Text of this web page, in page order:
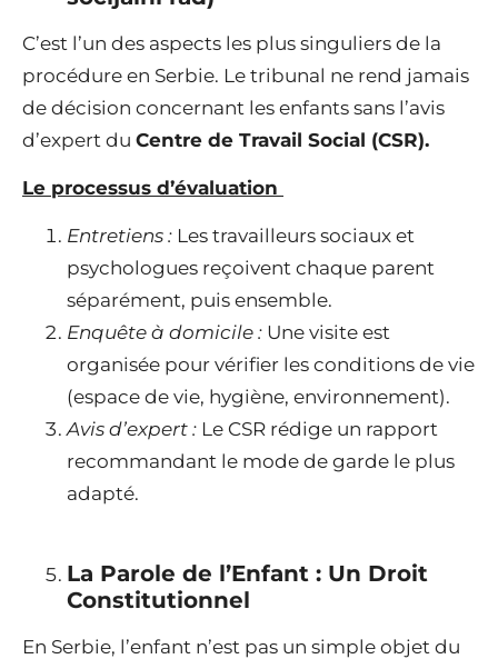
C’est l’un des aspects les plus singuliers de la
procédure en Serbie. Le tribunal ne rend jamais
de décision concernant les enfants sans l’avis
d’expert du Centre de Travail Social (CSR).
Le processus d’évaluation
Entretiens : Les travailleurs sociaux et
psychologues reçoivent chaque parent
séparément, puis ensemble.
Enquête à domicile : Une visite est
organisée pour vérifier les conditions de vie
(espace de vie, hygiène, environnement).
Avis d’expert : Le CSR rédige un rapport
recommandant le mode de garde le plus
adapté.
La Parole de l’Enfant : Un Droit
Constitutionnel
En Serbie, l’enfant n’est pas un simple objet du